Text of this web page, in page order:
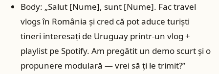
Body: „Salut [Nume], sunt [Nume]. Fac travel
vlogs în România și cred că pot aduce turiști
tineri interesați de Uruguay printr‑un vlog +
playlist pe Spotify. Am pregătit un demo scurt și o
propunere modulară — vrei să ți le trimit?”